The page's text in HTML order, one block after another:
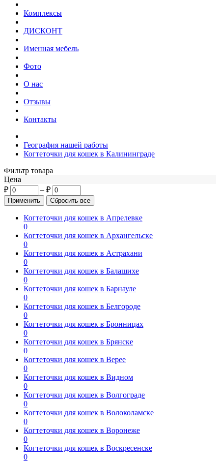
Комплексы
ДИСКОНТ
Именная мебель
Фото
О нас
Отзывы
Контакты
География нашей работы
Когтеточки для кошек в Калининграде
Фильтр товара
Цена
₽
– ₽
Когтеточки для кошек в Апрелевке
0
Когтеточки для кошек в Архангельске
0
Когтеточки для кошек в Астрахани
0
Когтеточки для кошек в Балашихе
0
Когтеточки для кошек в Барнауле
0
Когтеточки для кошек в Белгороде
0
Когтеточки для кошек в Бронницах
0
Когтеточки для кошек в Брянске
0
Когтеточки для кошек в Верее
0
Когтеточки для кошек в Видном
0
Когтеточки для кошек в Волгограде
0
Когтеточки для кошек в Волоколамске
0
Когтеточки для кошек в Воронеже
0
Когтеточки для кошек в Воскресенске
0